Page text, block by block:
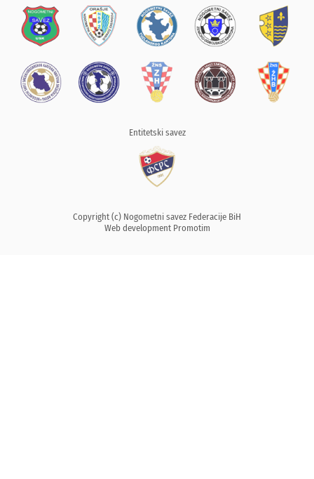
Entitetski savez
Copyright (c) Nogometni savez Federacije BiH
Web development Promotim